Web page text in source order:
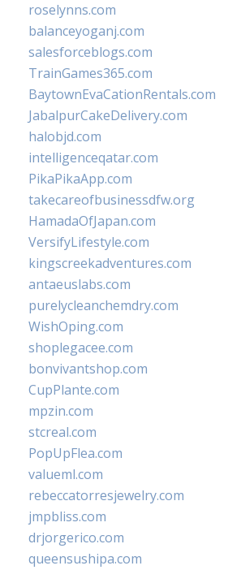
roselynns.com
balanceyoganj.com
salesforceblogs.com
TrainGames365.com
BaytownEvaCationRentals.com
JabalpurCakeDelivery.com
halobjd.com
intelligenceqatar.com
PikaPikaApp.com
takecareofbusinessdfw.org
HamadaOfJapan.com
VersifyLifestyle.com
kingscreekadventures.com
antaeuslabs.com
purelycleanchemdry.com
WishOping.com
shoplegacee.com
bonvivantshop.com
CupPlante.com
mpzin.com
stcreal.com
PopUpFlea.com
valueml.com
rebeccatorresjewelry.com
jmpbliss.com
drjorgerico.com
queensushipa.com